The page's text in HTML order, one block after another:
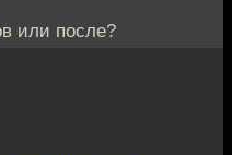
или после?